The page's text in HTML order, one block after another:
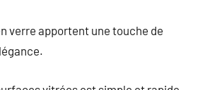
verre apportent une touche de